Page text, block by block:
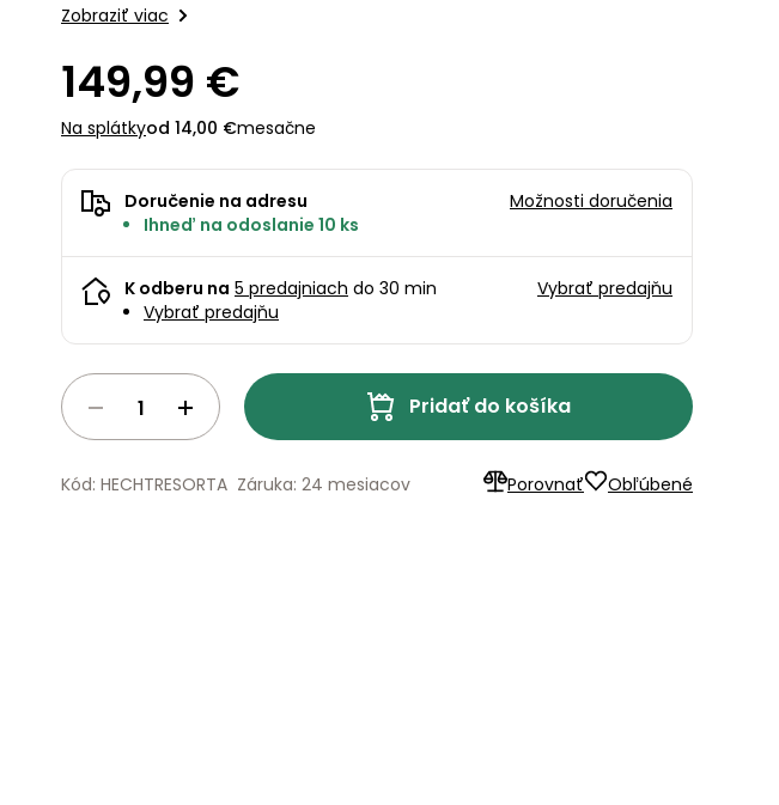
Zobraziť viac
149,99 €
Na splátkyod 14,00 €mesačne
Doručenie na adresu
Ihneď na odoslanie 10 ks
Možnosti doručenia
K odberu na 5 predajniach do 30 min
Vybrať predajňu
Vybrať predajňu
Pridať do košíka
Porovnať Obľúbené
Kód: HECHTRESORTA Záruka: 24 mesiacov